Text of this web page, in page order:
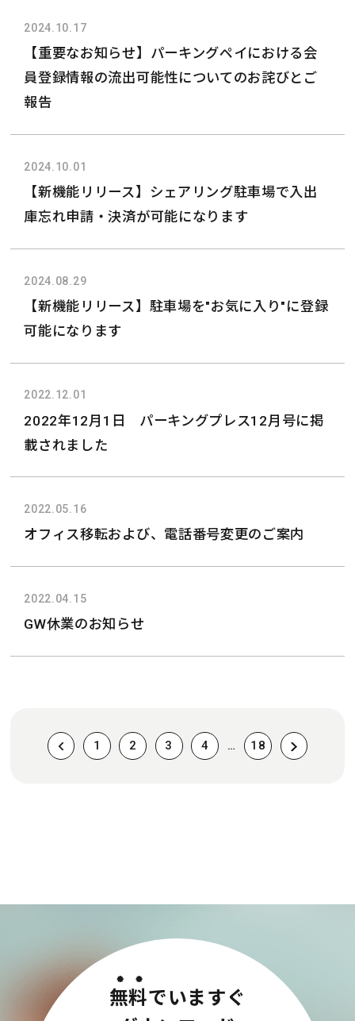
2024.10.17
【重要なお知らせ】パーキングペイにおける会
員登録情報の流出可能性についてのお詫びとご
報告
2024.10.01
【新機能リリース】シェアリング駐車場で入出
庫忘れ申請・決済が可能になります
2024.08.29
【新機能リリース】駐車場を"お気に入り"に登録
可能になります
2022.12.01
2022年12月1日 パーキングプレス12月号に掲
載されました
2022.05.16
オフィス移転および、電話番号変更のご案内
2022.04.15
GW休業のお知らせ
1 2 3 4 … 18
無料でいますぐ